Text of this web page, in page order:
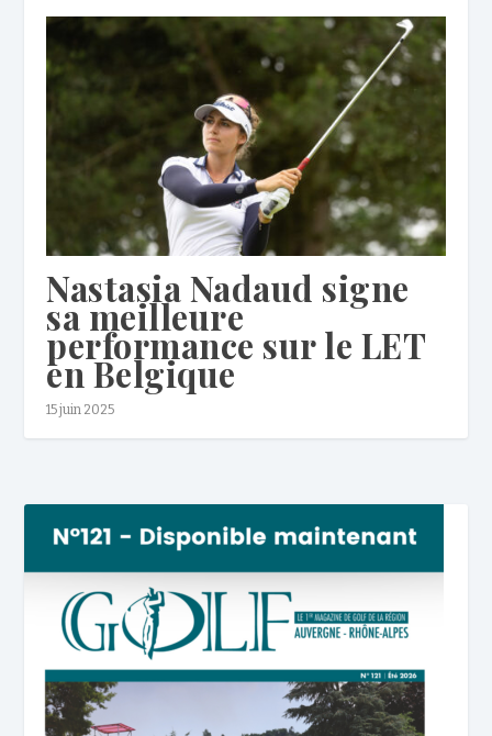
Nastasia Nadaud signe
sa meilleure
performance sur le LET
en Belgique
15 juin 2025